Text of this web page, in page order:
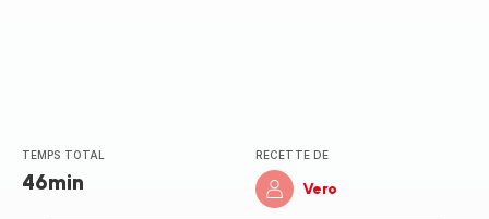
TEMPS TOTAL
46min
RECETTE DE
Vero